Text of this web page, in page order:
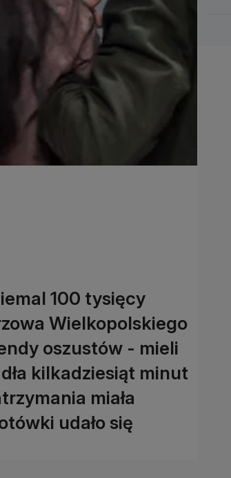
100 tysięcy
Wielkopolskiego
oszustów - mieli
kilkadziesiąt minut
miała
udało się